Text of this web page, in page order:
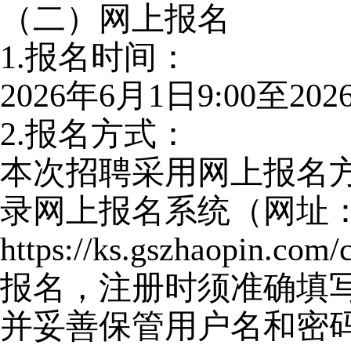
（二）网上报名
1.报名时间：
2026年6月1日9:00至
2.报名方式：
本次招聘采用网上报名
录网上报名系统（网址
https://
报名，注册时须准确填
并妥善保管用户名和密